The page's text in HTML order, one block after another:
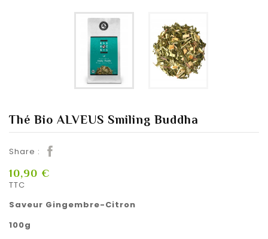
Thé Bio ALVEUS Smiling Buddha
Share :
10,90 €
TTC
Saveur Gingembre-Citron
100g